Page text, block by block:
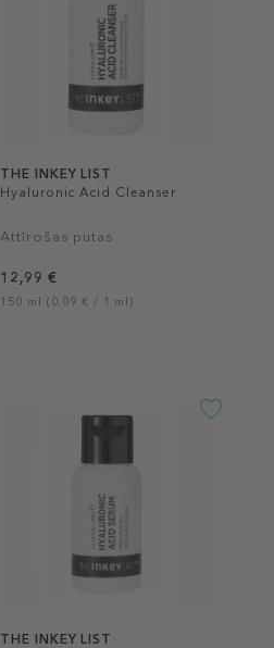
THE INKEY LIST
Hyaluronic Acid Cleanser
Attīrošas putas
12,99 €
150 ml (0,09 € / 1 ml)
THE INKEY LIST